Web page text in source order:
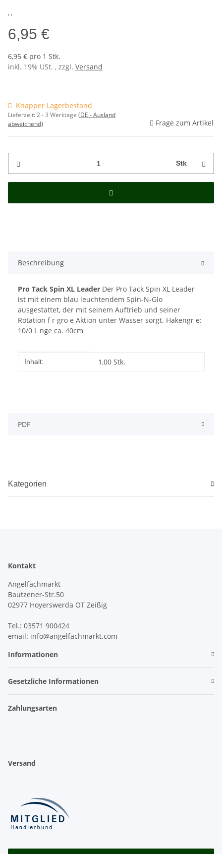
, ,
6,95 €
6,95 € pro 1 Stk.
inkl. 19% USt. , zzgl. Versand
Knapper Lagerbestand
Lieferzeit:2 - 3 Werktage (DE - Ausland
abweichend)
Frage zum Artikel
Stk
Beschreibung
Pro Tack Spin XL Leader Der Pro Tack Spin XL Leader
ist mit einem blau leuchtendem Spin-N-Glo
ausgestattet, der mit seinem Auftrieb und seiner
Rotation f r gro e Aktion unter Wasser sorgt. Hakengr e:
10/0 L nge ca. 40cm
Produkteigenschaft
Wert
Inhalt: 1,00 Stk.
PDF
Kategorien
Kontakt
Angelfachmarkt
Bautzener-Str.50
02977 Hoyerswerda OT Zeißig
Tel.: 03571 900424
email: info@angelfachmarkt.com
Informationen
Gesetzliche Informationen
Zahlungsarten
Versand